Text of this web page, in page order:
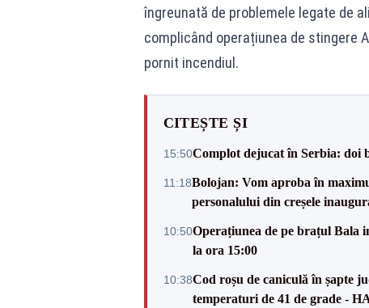
îngreunată de problemele legate de
complicând operațiunea de stingere
pornit incendiul.
CITEȘTE ȘI
15:50Complot dejucat în Serbia: doi
11:18Bolojan: Vom aproba în
personalului din creșele
10:50Operațiunea de pe brațul Bala
la ora 15:00
10:38Cod roșu de caniculă în șapte
temperaturi de 41 de grade -